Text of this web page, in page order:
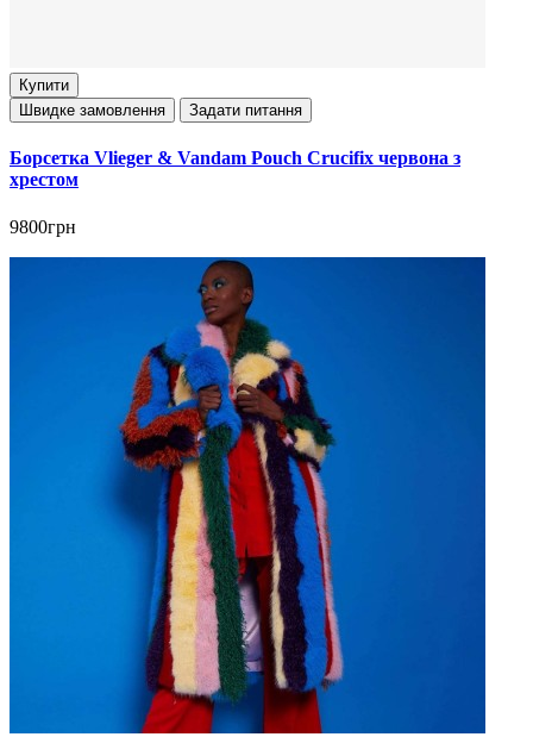
Купити
Швидке замовлення
Задати питання
Борсетка Vlieger & Vandam Pouch Crucifix червона з
хрестом
9800грн